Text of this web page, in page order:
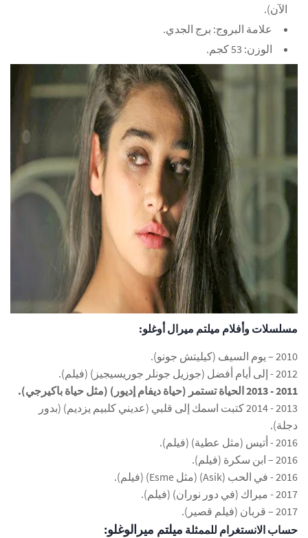
الآن).
علامة البروج: برج الجدي.
الوزن: 53 كجم.
مسلسلات وأفلام ميلتم ميرال أوغلو:
2010 – يوم السيف (كيليتش جونو).
2012 - إلى أيام أفضل (جوزيل جونلر جوريسيجيز) (فيلم).
2011 - 2013 الحياة تستمر (حياة ديفام إديور) (مثل حياة باكيرجي).
2013 - 2014 كتبت اسمك إلى قلبي (عديني كلبيم يزديم) (بدور
دجلة).
2016 - أتيس (مثل عطية) (فيلم).
2016 – ابن سكرة (فيلم).
2016 - في الحب (Asik) (مثل Esme) (فيلم).
2017 - ميراك (في دور نوران) (فيلم).
2017 – قربان (فيلم قصير).
حساب الانستغرام للممثلة ميلتم ميرالوغلو: